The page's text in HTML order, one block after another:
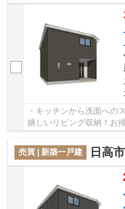
・キッチンから洗面への
嬉しいリビング収納！お
売買 | 新築一戸建
日高市中